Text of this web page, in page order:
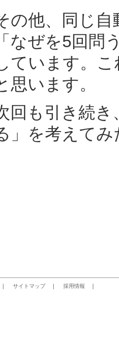
の他、同じ
「なぜを5回問
ています。
思います。
回も引き続
」を考えて
サイトマップ｜ 採用情報 ｜